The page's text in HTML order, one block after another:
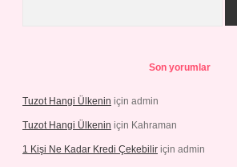
Son yorumlar
Tuzot Hangi Ülkenin için admin
Tuzot Hangi Ülkenin için Kahraman
1 Kişi Ne Kadar Kredi Çekebilir için admin